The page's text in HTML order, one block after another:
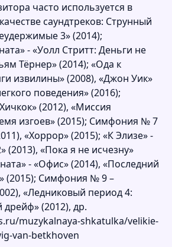
часто используется в
саундтреков: Струнный
3» (2014);
- «Уолл Стритт: Деньги не
Тёрнер» (2014); «Ода к
извилины» (2008), «Джон Уик»
поведения» (2016);
(2012), «Миссия
изгоев» (2015); Симфония № 7
«Хоррор» (2015); «К Элизе» -
(2013), «Пока я не исчезну»
- «Офис» (2014), «Последний
(2015); Симфония № 9 –
«Ледниковый период 4:
(2012), др.
muzykalnaya-shkatulka/velikie-
van-betkhoven